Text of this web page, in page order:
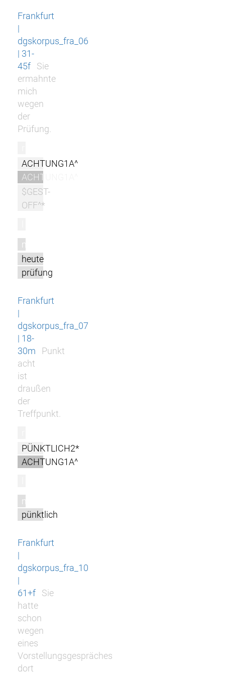
Frankfurt
|
dgskorpus_fra_06
| 31-
45f
Sie
ermahnte
mich
wegen
der
Prüfung.
ACHTUNG1A^
ACHTUNG1A^
$GEST-
OFF^*
m
heute
prüfung
Frankfurt
|
dgskorpus_fra_07
| 18-
30m
Punkt
acht
ist
draußen
der
Treffpunkt.
PÜNKTLICH2*
ACHTUNG1A^
m
pünktlich
Frankfurt
|
dgskorpus_fra_10
|
61+f
Sie
hatte
schon
wegen
eines
Vorstellungsgespräches
dort